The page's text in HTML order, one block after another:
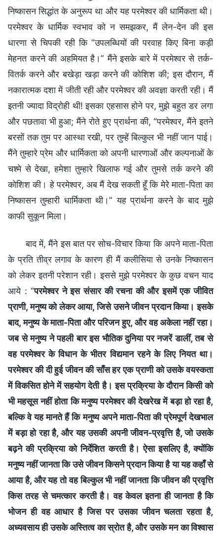
निष्कासन सिद्धांत के अनुरूप था और यह परमेश्वर की धार्मिकता थी।
परमेश्वर के धार्मिक स्वभाव को न समझकर, मैं लेन-देन की इस
धारणा से चिपकी रही कि “उपलब्धियों की परवाह किए बिना कड़ी
मेहनत करने की अहमियत है।” मैंने इसके बारे में परमेश्वर से तर्क-
वितर्क करने और बखेड़ा खड़ा करने की कोशिश की; इस दौरान, मैं
नकारात्मक दशा में जीती रही और परमेश्वर की अवज्ञा करती रही। मैं
इतनी ज्यादा विद्रोही थी! इसका एहसास होने पर, मुझे बहुत डर लगा
और पछतावा भी हुआ; मैंने रोते हुए प्रार्थना की, “परमेश्वर, मैंने इतने
बरसों तक तुम पर आस्था रखी, पर तुम्हें बिल्कुल भी नहीं जान पाई।
मैंने तुम्हारे प्रेम और धार्मिकता को अपनी धारणाओं और कल्पनाओं के
चश्मे से देखा, हमेशा तुम्हारे खिलाफ गई और तुमसे तर्क करने की
कोशिश की। हे परमेश्वर, अब मैं देख सकती हूँ कि मेरे माता-पिता का
निष्कासन तुम्हारी धार्मिकता थी।” यह प्रार्थना करने के बाद मुझे
काफी सुकून मिला।
बाद में, मैंने इस बात पर सोच-विचार किया कि अपने माता-पिता
के प्रति तीव्र लगाव के कारण ही मैं कलीसिया से उनके निष्कासन
को लेकर इतनी परेशान रही। इससे मुझे परमेश्वर के कुछ वचन याद
आये : “परमेश्वर ने इस संसार की रचना की और इसमें एक जीवित
प्राणी, मनुष्य को लेकर आया, जिसे उसने जीवन प्रदान किया। इसके
बाद, मनुष्य के माता-पिता और परिजन हुए, और वह अकेला नहीं रहा।
जब से मनुष्य ने पहली बार इस भौतिक दुनिया पर नजरें डालीं, तब से
वह परमेश्वर के विधान के भीतर विद्यमान रहने के लिए नियत था।
परमेश्वर की दी हुई जीवन की साँस हर एक प्राणी को उसके वयस्कता
में विकसित होने में सहयोग देती है। इस प्रक्रिया के दौरान किसी को
भी महसूस नहीं होता कि मनुष्य परमेश्वर की देखरेख में बड़ा हो रहा है,
बल्कि वे यह मानते हैं कि मनुष्य अपने माता-पिता की प्रेमपूर्ण देखभाल
में बड़ा हो रहा है, और यह उसकी अपनी जीवन-प्रवृत्ति है, जो उसके
बढ़ने की प्रक्रिया को निर्देशित करती है। ऐसा इसलिए है, क्योंकि
मनुष्य नहीं जानता कि उसे जीवन किसने प्रदान किया है या यह कहाँ से
आया है, और यह तो वह बिल्कुल भी नहीं जानता कि जीवन की प्रवृत्ति
किस तरह से चमत्कार करती है। वह केवल इतना ही जानता है कि
भोजन ही वह आधार है जिस पर उसका जीवन चलता रहता है,
अध्यवसाय ही उसके अस्तित्व का स्रोत है, और उसके मन का विश्वास